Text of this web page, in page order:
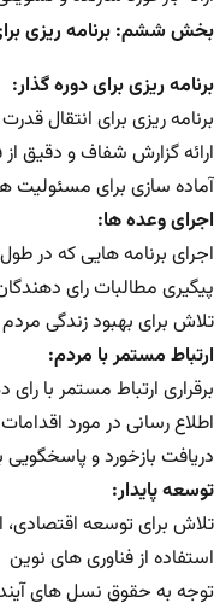
بخش ششم: برنامه ریزی
برنامه ریزی برای دوره گذار:
برنامه ریزی برای انتقال قدرت
ارائه گزارش شفاف و دقیق
آماده سازی برای مسئولیت
اجرای وعده ها:
اجرای برنامه هایی که در
پیگیری مطالبات رای
تلاش برای بهبود زندگی مردم
ارتباط مستمر با مردم:
برقراری ارتباط مستمر با رای
اطلاع رسانی در مورد
دریافت بازخورد و
توسعه پایدار:
تلاش برای توسعه
استفاده از فناوری های نوین
توجه به حقوق نسل های